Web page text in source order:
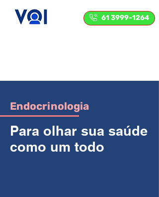
61 3999-1264
Endocrinologia
Para olhar sua saúde
como um todo